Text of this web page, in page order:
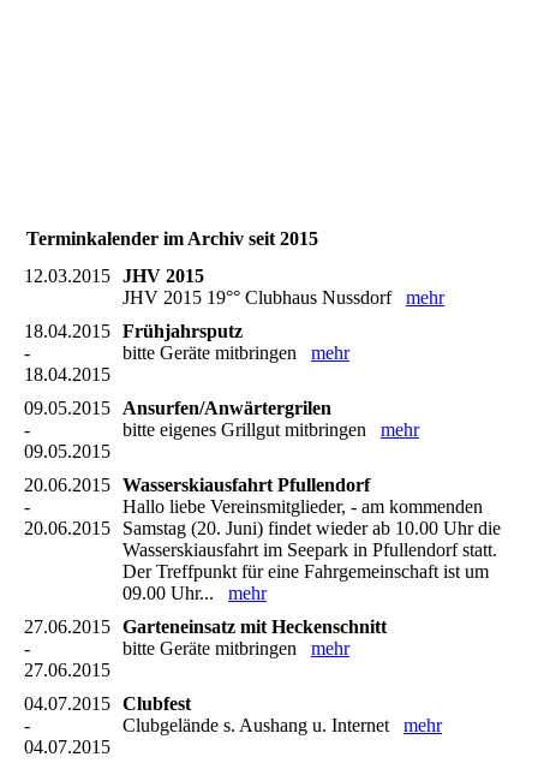
Terminkalender im Archiv seit 2015
12.03.2015 JHV 2015
JHV 2015 19°° Clubhaus Nussdorf mehr
18.04.2015
-
18.04.2015
Frühjahrsputz
bitte Geräte mitbringen mehr
09.05.2015
-
09.05.2015
Ansurfen/Anwärtergrilen
bitte eigenes Grillgut mitbringen mehr
20.06.2015
-
20.06.2015
Wasserskiausfahrt Pfullendorf
Hallo liebe Vereinsmitglieder, - am kommenden
Samstag (20. Juni) findet wieder ab 10.00 Uhr die
Wasserskiausfahrt im Seepark in Pfullendorf statt.
Der Treffpunkt für eine Fahrgemeinschaft ist um
09.00 Uhr... mehr
27.06.2015
-
27.06.2015
Garteneinsatz mit Heckenschnitt
bitte Geräte mitbringen mehr
04.07.2015
-
04.07.2015
Clubfest
Clubgelände s. Aushang u. Internet mehr